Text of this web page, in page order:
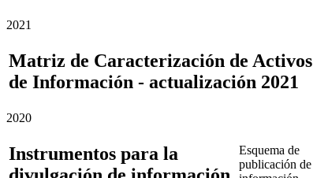
2021
Matriz de Caracterización de Activos
de Información - actualización 2021
2020
Instrumentos para la
Esquema de
publicación de